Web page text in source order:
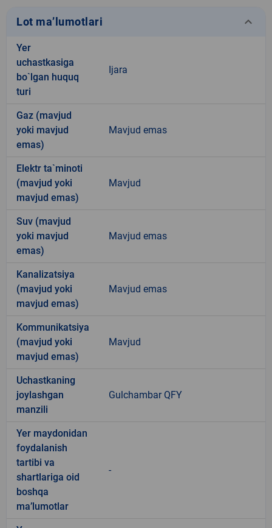
Lot ma’lumotlari keyboard_arrow_down
Yer
uchastkasiga
bo`lgan huquq
turi
Ijara
Gaz (mavjud
yoki mavjud
emas)
Mavjud emas
Elektr ta`minoti
(mavjud yoki
mavjud emas)
Mavjud
Suv (mavjud
yoki mavjud
emas)
Mavjud emas
Kanalizatsiya
(mavjud yoki
mavjud emas)
Mavjud emas
Kommunikatsiya
(mavjud yoki
mavjud emas)
Mavjud
Uchastkaning
joylashgan
manzili
Gulchambar QFY
Yer maydonidan
foydalanish
tartibi va
shartlariga oid
boshqa
ma’lumotlar
-